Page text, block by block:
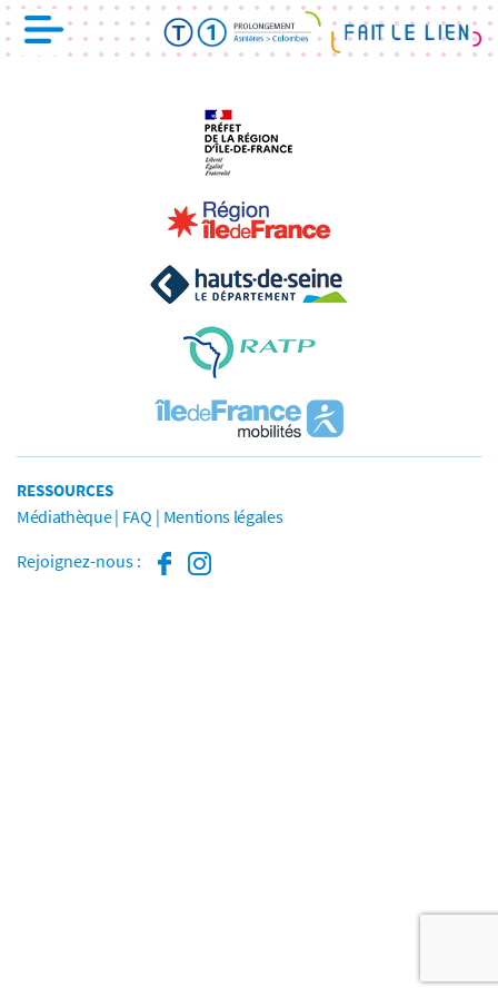
RESSOURCES
Médiathèque FAQ Mentions légales
Rejoignez-nous :